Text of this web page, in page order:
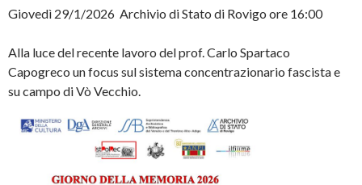
Giovedì 29/1/2026 Archivio di Stato di Rovigo ore 16:00
Alla luce del recente lavoro del prof. Carlo Spartaco
Capogreco un focus sul sistema concentrazionario fascista e
su campo di Vò Vecchio.